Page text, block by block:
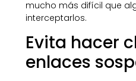
mucho más difícil que
interceptarlos.
Evita hacer
enlaces